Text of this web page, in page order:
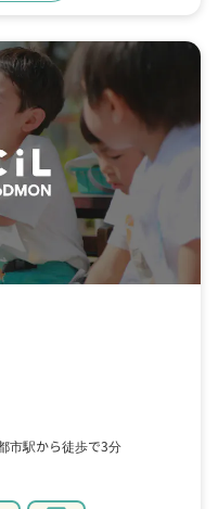
市駅から徒歩で3分